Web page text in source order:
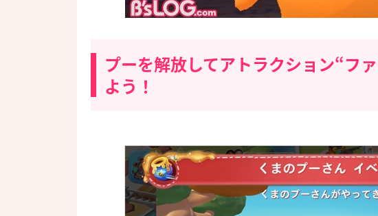
プーを解放してアトラクション“フ
よう！